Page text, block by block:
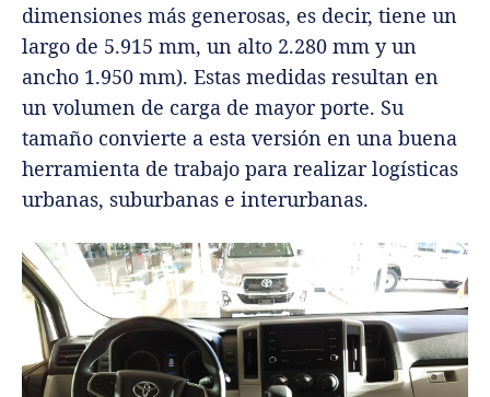
dimensiones más generosas, es decir, tiene un
largo de 5.915 mm, un alto 2.280 mm y un
ancho 1.950 mm). Estas medidas resultan en
un volumen de carga de mayor porte. Su
tamaño convierte a esta versión en una buena
herramienta de trabajo para realizar logísticas
urbanas, suburbanas e interurbanas.